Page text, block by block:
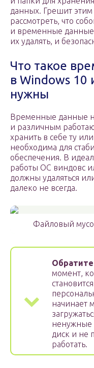
данных. Грешит
рассмотреть, что
и временные
их удалять, и
Что такое
в Windows 10
нужны
Временные данные
и различным
хранить в себе ту
необходима для
обеспечения. В
работы ОС виндовс
должны удаляться
далеко не всегда.
Файловый
момент,
начинает
ненужные
диск и не
работать.